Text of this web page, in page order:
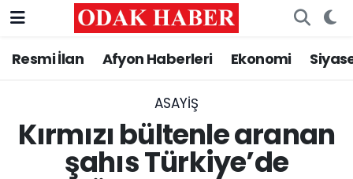
Resmi İlan Afyon Haberleri Ekonomi
ASAYİŞ
Kırmızı bültenle aranan
şahıs Türkiye’de
AFYONKARAHİSAR HABERLERİ
ASAYİŞ
Nöbetçi Eczaneler
Trafik Durumu